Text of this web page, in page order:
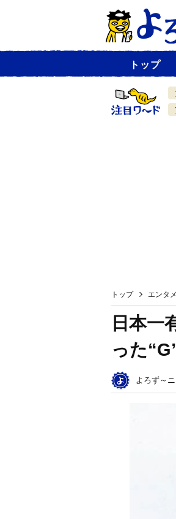
ュ
一
覧
トップ
トップ エンタメ
日本一
った
よろず～